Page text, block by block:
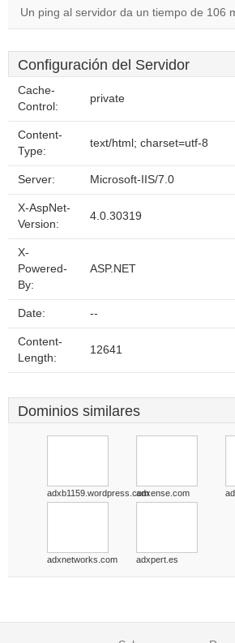
Un ping al servidor da un tiempo de 106
Configuración del Servidor
Cache-
Control:
private
Content-
Type:
text/html; charset=utf-8
Server: Microsoft-IIS/7.0
X-AspNet-
Version:
4.0.30319
X-
Powered-
By:
ASP.NET
Date: --
Content-
Length:
12641
Dominios similares
adxb1159.wordpress.comadxense.com
adxnetworks.com adxpert.es